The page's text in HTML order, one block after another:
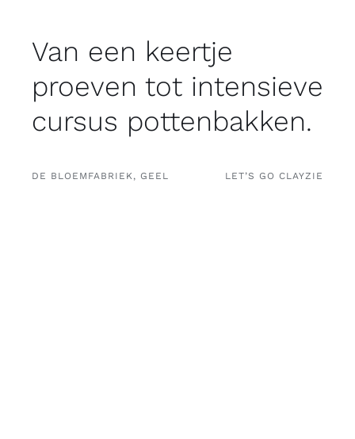
Van een keertje
proeven tot intensieve
cursus pottenbakken.
DE BLOEMFABRIEK, GEEL LET’S GO CLAYZIE